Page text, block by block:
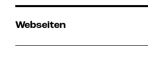
Webseiten